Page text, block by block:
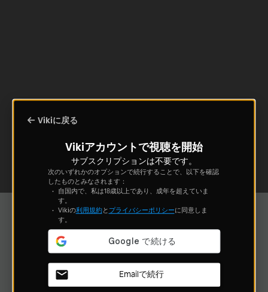
Vikiに戻る
Vikiアカウントで視聴を開始
サブスクリプションは不要です。
次のいずれかのオプションで続行することで、以下を確認
したものとみなされます：
自国内で、私は18歳以上であり、成年を超えていま
す。
Vikiの利用規約と プライバシーポリシーに同意しま
す。
Emailで続行